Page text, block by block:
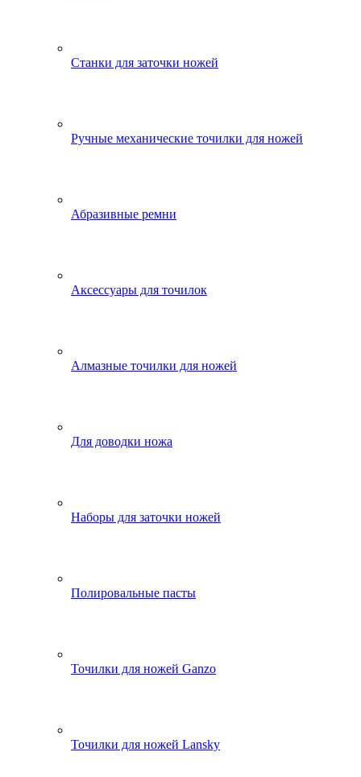
Станки для заточки ножей
Ручные механические точилки для ножей
Абразивные ремни
Аксессуары для точилок
Алмазные точилки для ножей
Для доводки ножа
Наборы для заточки ножей
Полировальные пасты
Точилки для ножей Ganzo
Точилки для ножей Lansky